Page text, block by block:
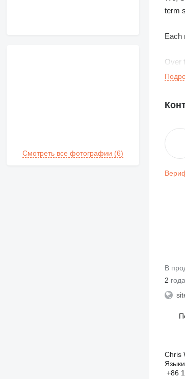
Смотреть все фотографии (6)
term
Each
Over
В
2
Chris
+86